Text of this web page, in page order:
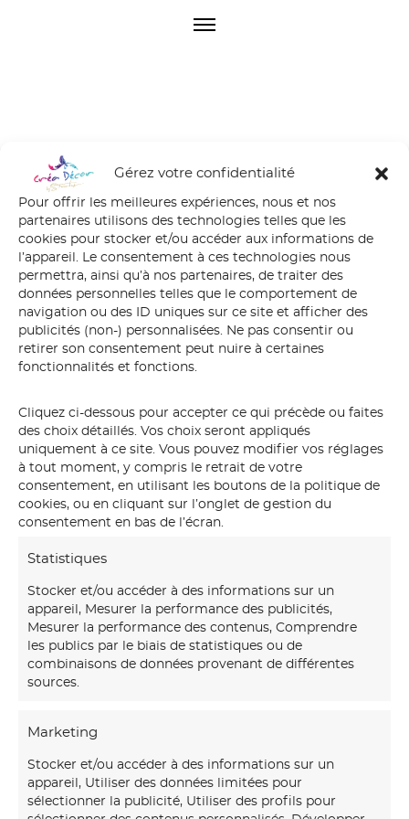
Gérez votre confidentialité
Pour offrir les meilleures expériences, nous et nos
partenaires utilisons des technologies telles que les
cookies pour stocker et/ou accéder aux informations de
l’appareil. Le consentement à ces technologies nous
permettra, ainsi qu’à nos partenaires, de traiter des
données personnelles telles que le comportement de
navigation ou des ID uniques sur ce site et afficher des
publicités (non-) personnalisées. Ne pas consentir ou
retirer son consentement peut nuire à certaines
fonctionnalités et fonctions.
Cliquez ci-dessous pour accepter ce qui précède ou faites
des choix détaillés. Vos choix seront appliqués
uniquement à ce site. Vous pouvez modifier vos réglages
à tout moment, y compris le retrait de votre
consentement, en utilisant les boutons de la politique de
cookies, ou en cliquant sur l’onglet de gestion du
consentement en bas de l’écran.
Statistiques
Stocker et/ou accéder à des informations sur un
appareil, Mesurer la performance des publicités,
Mesurer la performance des contenus, Comprendre
les publics par le biais de statistiques ou de
combinaisons de données provenant de différentes
sources.
Marketing
Stocker et/ou accéder à des informations sur un
appareil, Utiliser des données limitées pour
sélectionner la publicité, Utiliser des profils pour
O
FB_IMG_16100414
96551
Notremaison d’art mural
uniques et immersifs.
06 30 45 54 64